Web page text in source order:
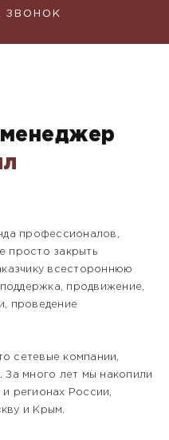
ЗВОНОК
профессионалов,
просто закрыть
всестороннюю
продвижение,
проведение
сетевые компании,
За много лет мы накопили
регионах России,
и Крым.